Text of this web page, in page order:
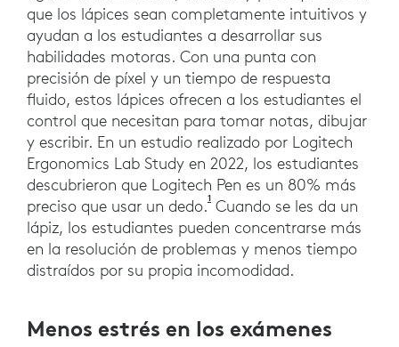
que los lápices sean completamente intuitivos y
ayudan a los estudiantes a desarrollar sus
habilidades motoras. Con una punta con
precisión de píxel y un tiempo de respuesta
fluido, estos lápices ofrecen a los estudiantes el
control que necesitan para tomar notas, dibujar
y escribir. En un estudio realizado por Logitech
Ergonomics Lab Study en 2022, los estudiantes
descubrieron que Logitech Pen es un 80% más
preciso que usar un dedo.1 Estudio de Logitech
Cuando se les da un
lápiz, los estudiantes pueden concentrarse más
en la resolución de problemas y menos tiempo
distraídos por su propia incomodidad.
Menos estrés en los exámenes